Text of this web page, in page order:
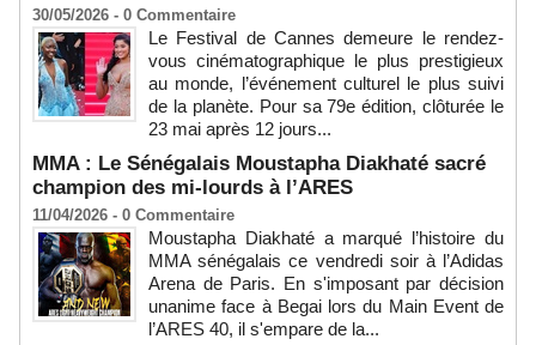
30/05/2026 - 0 Commentaire
Le Festival de Cannes demeure le rendez-
vous cinématographique le plus prestigieux
au monde, l’événement culturel le plus suivi
de la planète. Pour sa 79e édition, clôturée le
23 mai après 12 jours...
MMA : Le Sénégalais Moustapha Diakhaté sacré
champion des mi-lourds à l’ARES
11/04/2026 - 0 Commentaire
Moustapha Diakhaté a marqué l’histoire du
MMA sénégalais ce vendredi soir à l’Adidas
Arena de Paris. En s'imposant par décision
unanime face à Begai lors du Main Event de
l’ARES 40, il s'empare de la...